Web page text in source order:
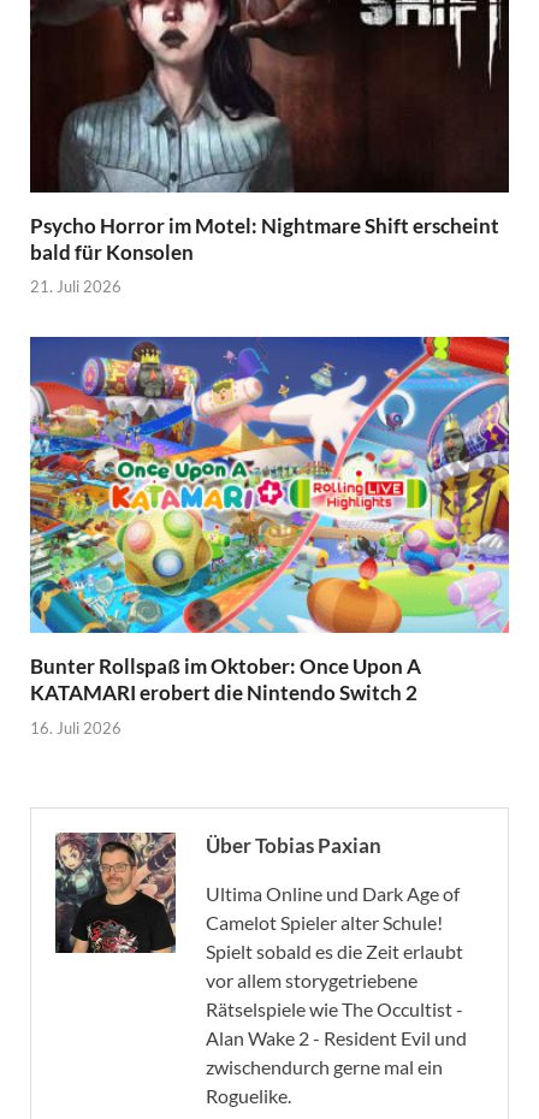
Psycho Horror im Motel: Nightmare Shift erscheint
bald für Konsolen
21. Juli 2026
Bunter Rollspaß im Oktober: Once Upon A
KATAMARI erobert die Nintendo Switch 2
16. Juli 2026
Über Tobias Paxian
Ultima Online und Dark Age of
Camelot Spieler alter Schule!
Spielt sobald es die Zeit erlaubt
vor allem storygetriebene
Rätselspiele wie The Occultist -
Alan Wake 2 - Resident Evil und
zwischendurch gerne mal ein
Roguelike.